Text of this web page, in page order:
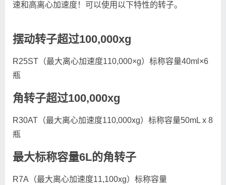
速和高离心加速度！可以使用以下特性的转子。
摆动转子超过100,000xg
R25ST（最大离心加速度110,000×g）标称容量40ml×6
瓶
角转子超过100,000xg
R30AT（最大离心加速度110,000xg）标称容量50mL x 8
瓶
最大标称容量6L的角转子
R7A（最大离心加速度11,100xg）标称容量